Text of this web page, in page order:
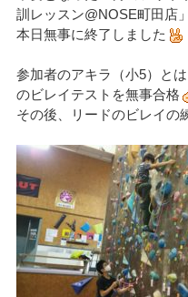
訓レッスン@NOSE町田店
本日無事に終了しました
参加者のアキラ（小5）と
のビレイテストを無事合格
その後、リードのビレイの